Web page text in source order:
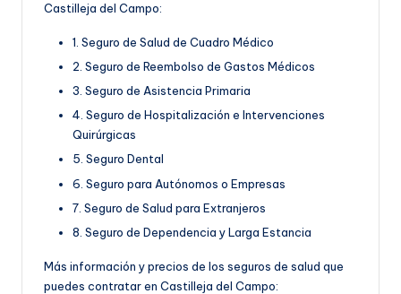
Castilleja del Campo:
1. Seguro de Salud de Cuadro Médico
2. Seguro de Reembolso de Gastos Médicos
3. Seguro de Asistencia Primaria
4. Seguro de Hospitalización e Intervenciones
Quirúrgicas
5. Seguro Dental
6. Seguro para Autónomos o Empresas
7. Seguro de Salud para Extranjeros
8. Seguro de Dependencia y Larga Estancia
Más información y precios de los seguros de salud que
puedes contratar en Castilleja del Campo: